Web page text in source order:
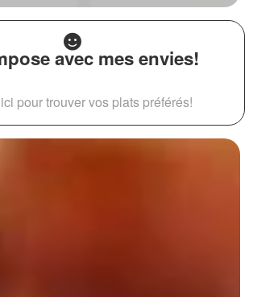
avec mes envies!
pour trouver vos plats préférés!